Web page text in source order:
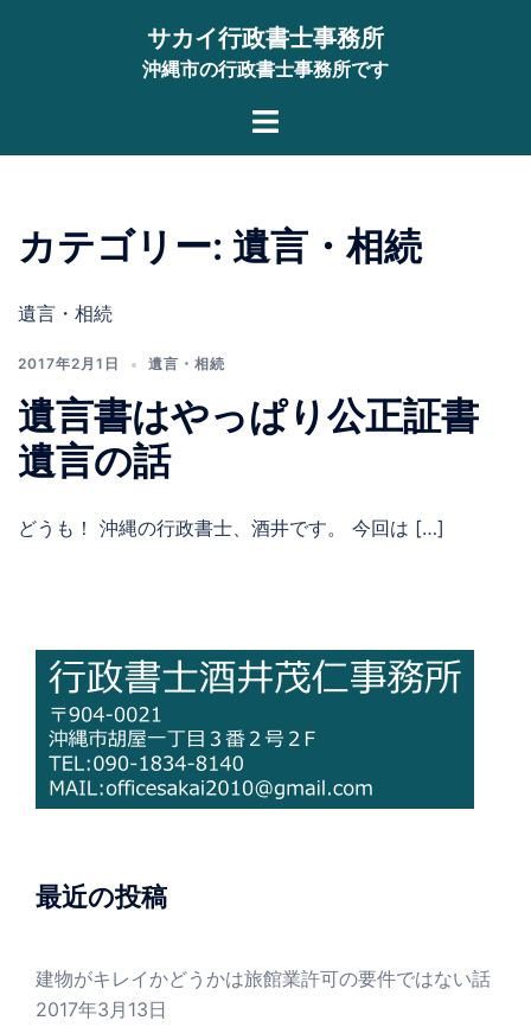
サカイ行政書士事務所
沖縄市の行政書士事務所です
ト
ニ
ュ
カテゴリー: 遺言・相続
遺言・相続
2017年2月1日 遺言・相続
遺言書はやっぱり公正証書
遺言の話
どうも！ 沖縄の行政書士、酒井です。 今回は […]
最近の投稿
建物がキレイかどうかは旅館業許可の要件ではない話
2017年3月13日